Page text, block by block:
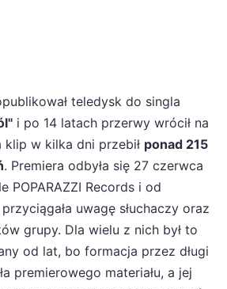
teledysk do singla
i po 14 latach przerwy wrócił na
klip w kilka dni przebił ponad 215
. Premiera odbyła się 27 czerwca
POPARAZZI Records i od
uwagę słuchaczy oraz
grupy. Dla wielu z nich był to
od lat, bo formacja przez długi
premierowego materiału, a jej